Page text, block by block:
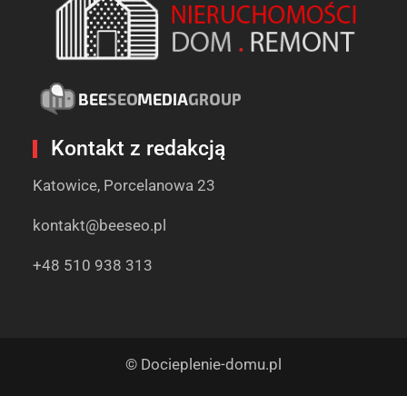
Kontakt z redakcją
Katowice, Porcelanowa 23
kontakt@beeseo.pl
+48 510 938 313
© Docieplenie-domu.pl